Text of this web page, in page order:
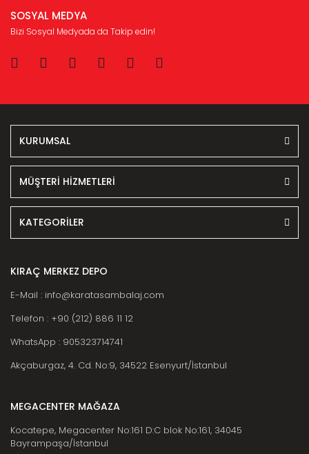
SOSYAL MEDYA
Bizi Sosyal Medyada da Takip edin!
KURUMSAL
MÜŞTERİ HİZMETLERİ
KATEGORİLER
KIRAÇ MERKEZ DEPO
E-Mail : info@karatasambalaj.com
Telefon : +90 (212) 886 11 12
WhatsApp : 905323714741
Akçaburgaz, 4. Cd. No:9, 34522 Esenyurt/İstanbul
MEGACENTER MAĞAZA
Kocatepe, Megacenter No:161 D:C blok No:161, 34045
Bayrampaşa/İstanbul